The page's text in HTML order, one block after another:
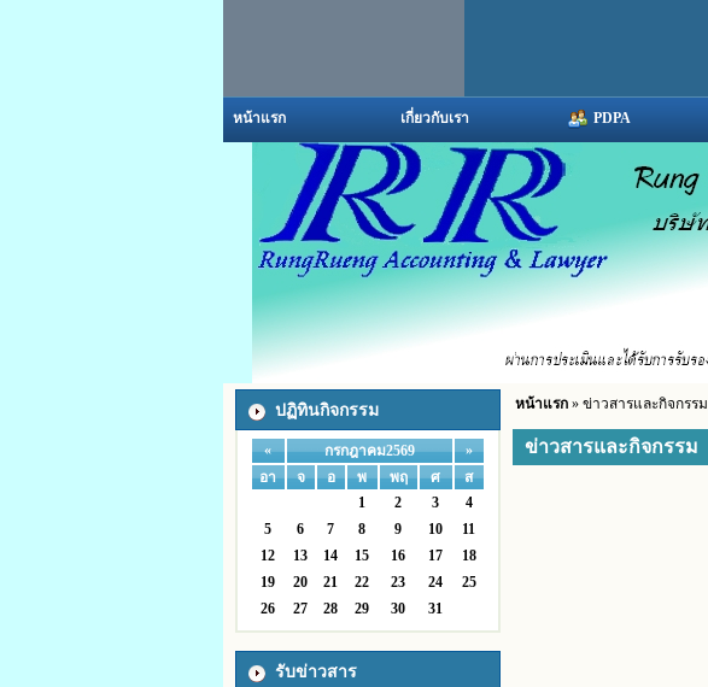
หน้าแรก เกี่ยวกับเรา PDPA
ปฏิทินกิจกรรม
« กรกฎาคม2569
»
อา
จ อ พ พฤ ศ
ส
1
2 3
4
5
6 7 8 9 10
11
12
13 14 15 16 17
18
19
20 21 22 23 24
25
26
27 28 29 30 31
รับข่าวสาร
หน้าแรก» ข่าวสารและกิจกรรม
ข่าวสารและกิจกรรม